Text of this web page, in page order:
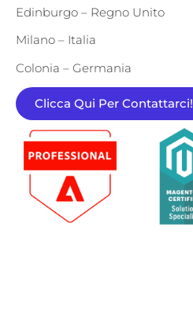
Edinburgo – Regno Unito
Milano – Italia
Colonia – Germania
Clicca Qui Per Contattarci!